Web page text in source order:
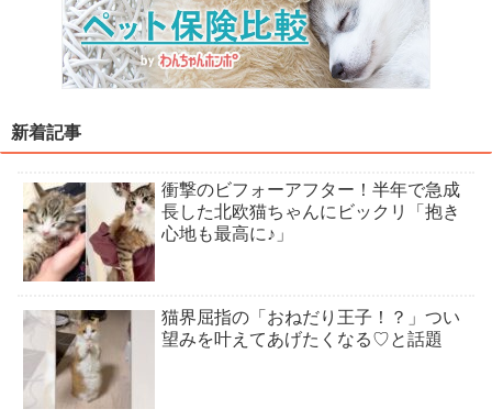
新着記事
衝撃のビフォーアフター！半年で急成
長した北欧猫ちゃんにビックリ「抱き
心地も最高に♪」
猫界屈指の「おねだり王子！？」つい
望みを叶えてあげたくなる♡と話題